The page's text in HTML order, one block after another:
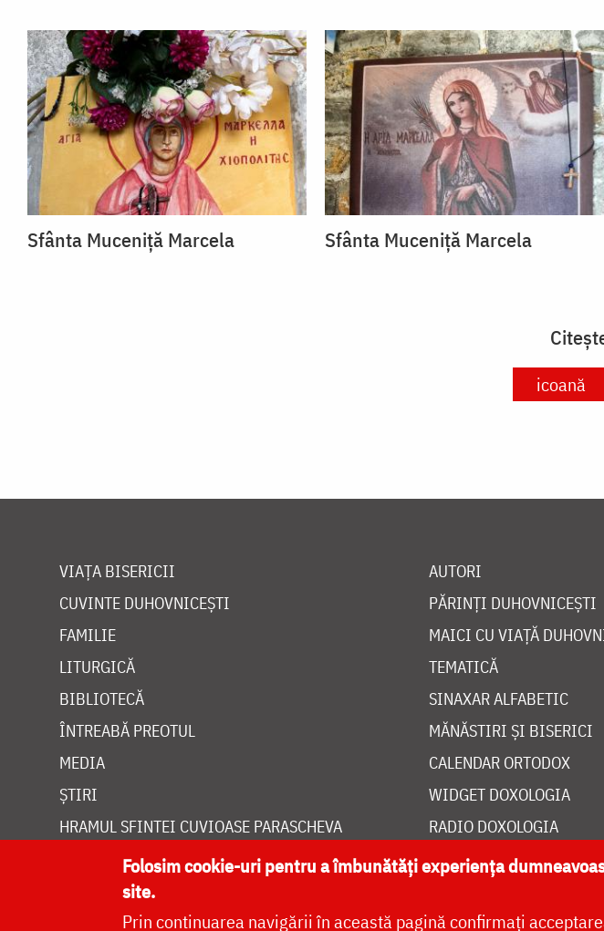
Sfânta Muceniță Marcela Sfânta Muceniță Marcela
icoană
VIAȚA BISERICII
CUVINTE DUHOVNICEȘTI
FAMILIE
LITURGICĂ
BIBLIOTECĂ
ÎNTREABĂ PREOTUL
MEDIA
ȘTIRI
HRAMUL SFINTEI CUVIOASE PARASCHEVA
AUTORI
PĂRINȚI DUHOVNICEȘTI
MAICI CU VIAȚĂ
TEMATICĂ
SINAXAR ALFABETIC
MĂNĂSTIRI ȘI BISERICI
CALENDAR ORTODOX
WIDGET DOXOLOGIA
RADIO DOXOLOGIA
Folosim cookie-uri pentru a îmbunătăți experiența
site.
Prin continuarea navigării în această pagină confirmați